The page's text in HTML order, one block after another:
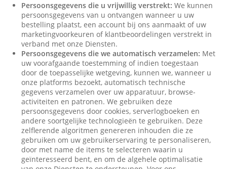
Persoonsgegevens die u vrijwillig verstrekt: We kunnen
persoonsgegevens van u ontvangen wanneer u uw
bestelling plaatst, een account bij ons aanmaakt of uw
marketingvoorkeuren of klantbeoordelingen verstrekt in
verband met onze Diensten.
Persoonsgegevens die we automatisch verzamelen: Met
uw voorafgaande toestemming of indien toegestaan
door de toepasselijke wetgeving, kunnen we, wanneer u
onze platforms bezoekt, automatisch technische
gegevens verzamelen over uw apparatuur, browse-
activiteiten en patronen. We gebruiken deze
persoonsgegevens door cookies, serverlogboeken en
andere soortgelijke technologieën te gebruiken. Deze
zelflerende algoritmen genereren inhouden die ze
gebruiken om uw gebruikerservaring te personaliseren,
door met name de items te selecteren waarin u
geïnteresseerd bent, en om de algehele optimalisatie